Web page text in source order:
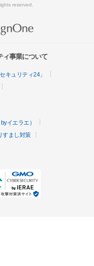
reserved.
ィ事業について
キュリティ24」
イエラエ）
すまし対策